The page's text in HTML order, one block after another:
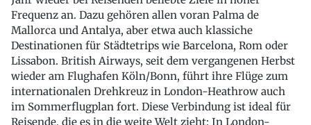
Frequenz an. Dazu gehören allen voran Palma de
Mallorca und Antalya, aber etwa auch klassiche
Destinationen für Städtetrips wie Barcelona, Rom oder
Lissabon. British Airways, seit dem vergangenen Herbst
wieder am Flughafen Köln/Bonn, führt ihre Flüge zum
internationalen Drehkreuz in London-Heathrow auch
im Sommerflugplan fort. Diese Verbindung ist ideal für
Reisende, die es in die weite Welt zieht: In London-